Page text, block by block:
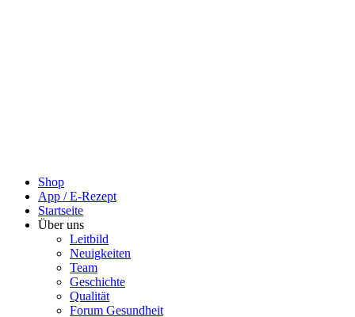
Shop
App / E-Rezept
Startseite
Über uns
Leitbild
Neuigkeiten
Team
Geschichte
Qualität
Forum Gesundheit